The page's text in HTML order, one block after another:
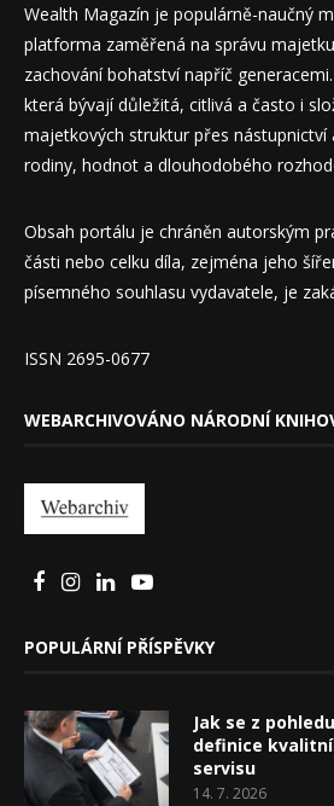
Wealth Magazín je populárně-naučný
platforma zaměřená na správu
zachování bohatství napříč
která bývají důležitá, citlivá a často i
majetkových struktur přes nástupnictví
rodiny, hodnot a dlouhodobého
Obsah portálu je chráněn autorským
části nebo celku díla, zejména jeho
písemného souhlasu vydavatele, je
ISSN 2695-0677
WEBARCHIVOVÁNO NÁRODNÍ
POPULÁRNÍ PŘÍSPĚVKY
Jak se z
definice
servisu
14. 7. 2026